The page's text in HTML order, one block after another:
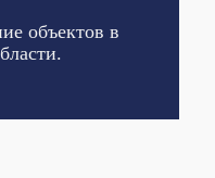
объектов в